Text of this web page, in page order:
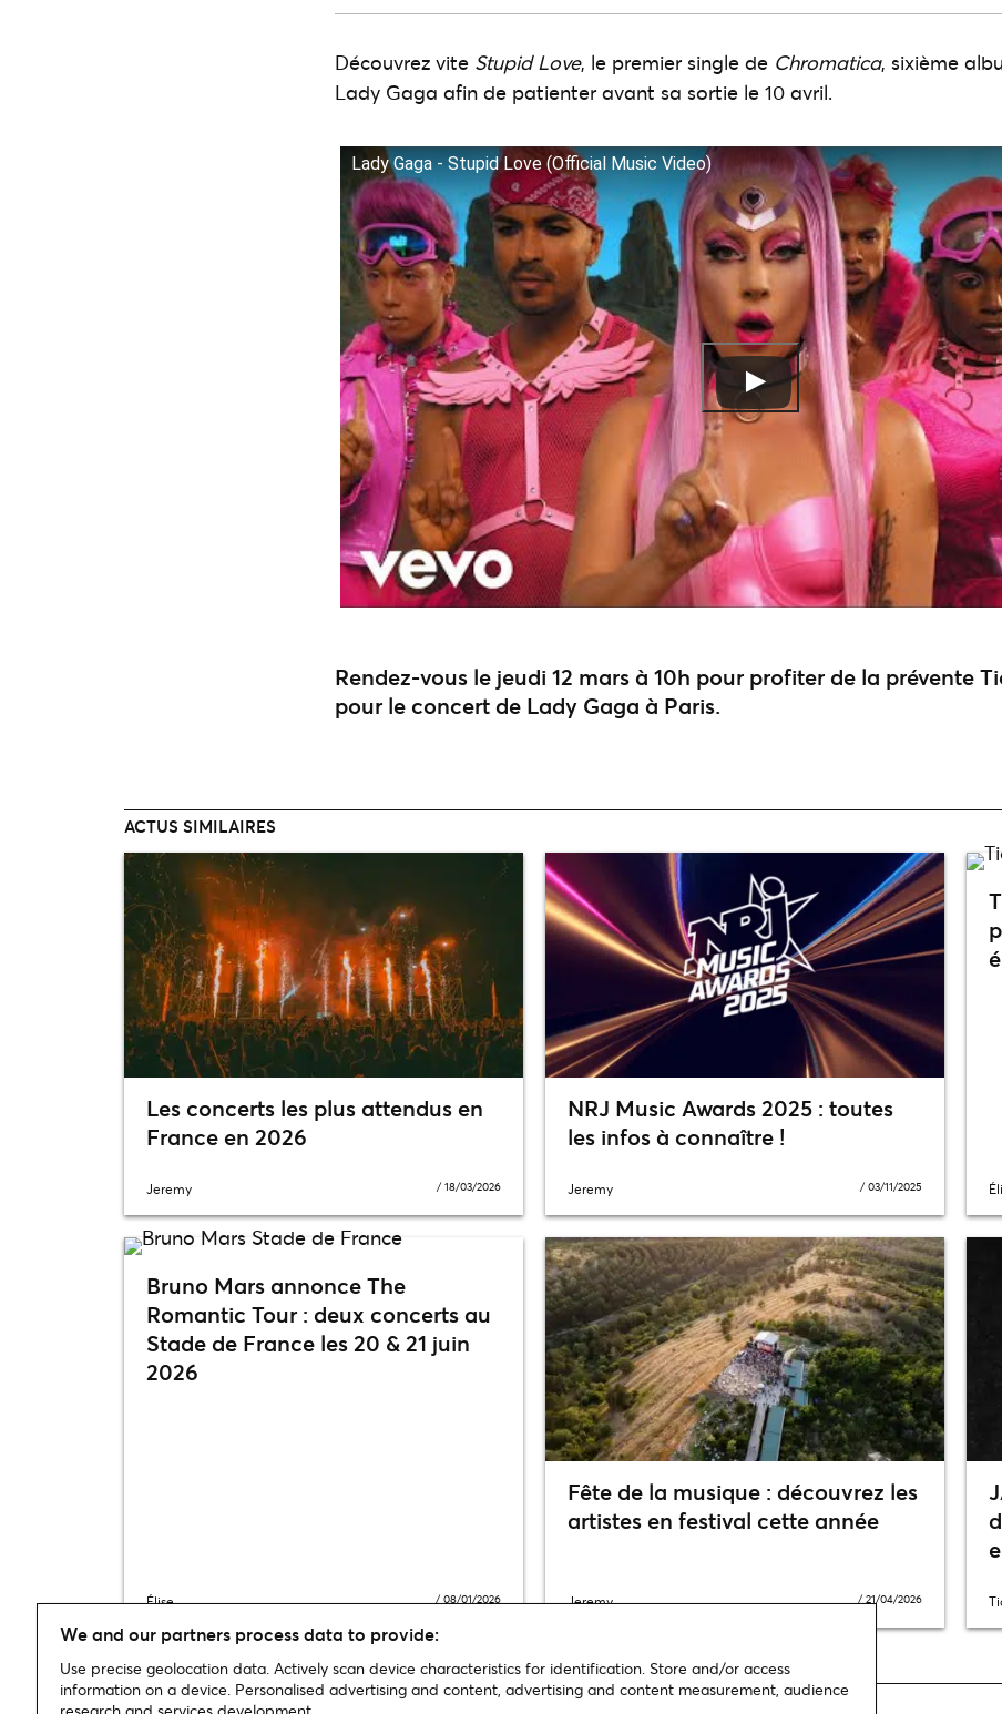
Découvrez vite Stupid Love, le premier single de Chromatica, sixième
Lady Gaga afin de patienter avant sa sortie le 10 avril.
Lady Gaga - Stupid Love (Official Music Video)
Rendez-vous le jeudi 12 mars à 10h pour profiter de la prévente
pour le concert de Lady Gaga à Paris.
ACTUS SIMILAIRES
Les concerts les plus attendus en
France en 2026
Jeremy /18/03/2026
NRJ Music Awards 2025 : toutes
les infos à connaître !
Jeremy /03/11/2025
Bruno Mars annonce The
Romantic Tour : deux concerts au
Stade de France les 20 & 21 juin
2026
Élise /08/01/2026
Fête de la musique : découvrez les
artistes en festival cette année
Jeremy /21/04/2026
We and our partners process data to provide:
Use precise geolocation data. Actively scan device characteristics for identification. Store and/or access
information on a device. Personalised advertising and content, advertising and content measurement, audience